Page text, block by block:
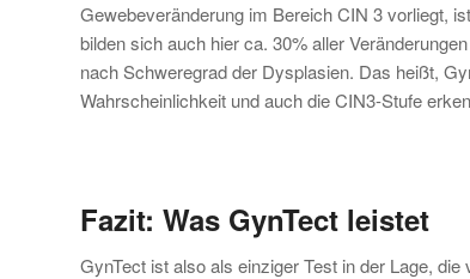
Gewebeveränderung im Bereich CIN 3 vorliegt,
bilden sich auch hier ca. 30% aller
nach Schweregrad der Dysplasien. Das heißt,
Wahrscheinlichkeit und auch die CIN3-Stufe
Fazit: Was GynTect leistet
GynTect ist also als einziger Test in der Lage,